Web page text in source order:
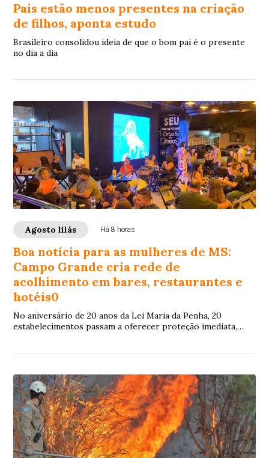
Pais estão menos presentes na criação
de filhos, aponta estudo
Brasileiro consolidou ideia de que o bom pai é o presente
no dia a dia
Agosto lilás Há 8 horas
Boa notícia para as mulheres de MS:
Campo Grande cria rede de
acolhimento em bares, restaurantes e
hotéis0
No aniversário de 20 anos da Lei Maria da Penha, 20
estabelecimentos passam a oferecer proteção imediata,